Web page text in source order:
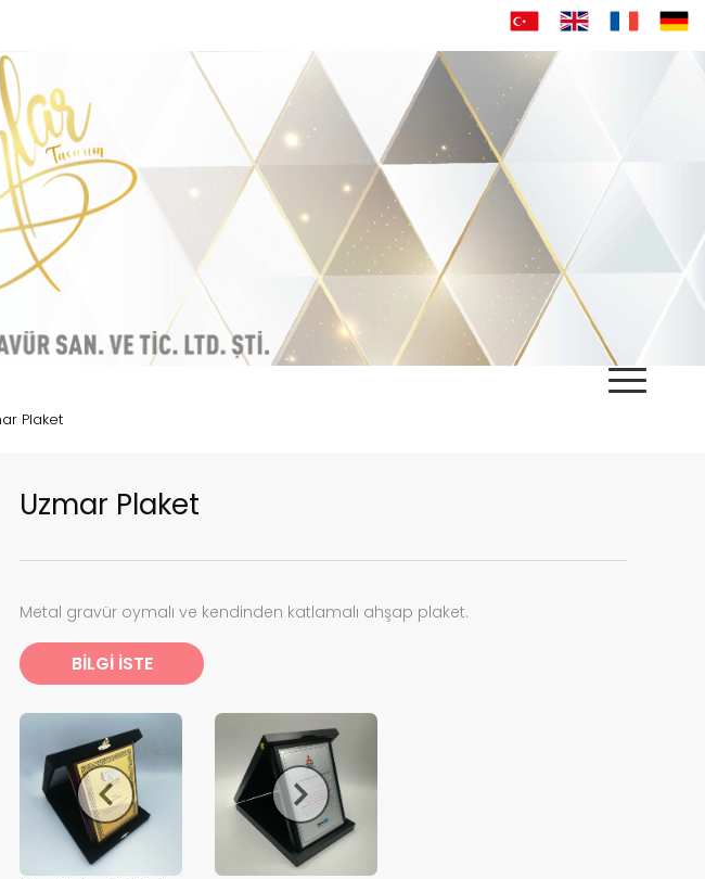
Plaket
Uzmar Plaket
Metal gravür oymalı ve kendinden katlamalı ahşap plaket.
BİLGİ İSTE